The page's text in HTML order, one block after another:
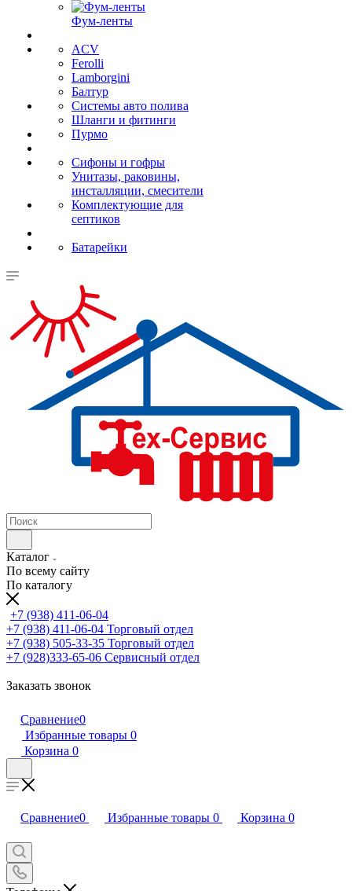
Фум-ленты
ACV
Ferolli
Lamborgini
Балтур
Системы авто полива
Шланги и фитинги
Пурмо
Сифоны и гофры
Унитазы, раковины,
инсталляции, смесители
Комплектующие для
септиков
Батарейки
Каталог
По всему сайту
По каталогу
+7 (938) 411-06-04
+7 (938) 411-06-04 Торговый отдел
+7 (938) 505-33-35 Торговый отдел
+7 (928)333-65-06 Сервисный отдел
Заказать звонок
Сравнение0
Избранные товары 0
Корзина 0
Сравнение0 Избранные товары 0 Корзина 0